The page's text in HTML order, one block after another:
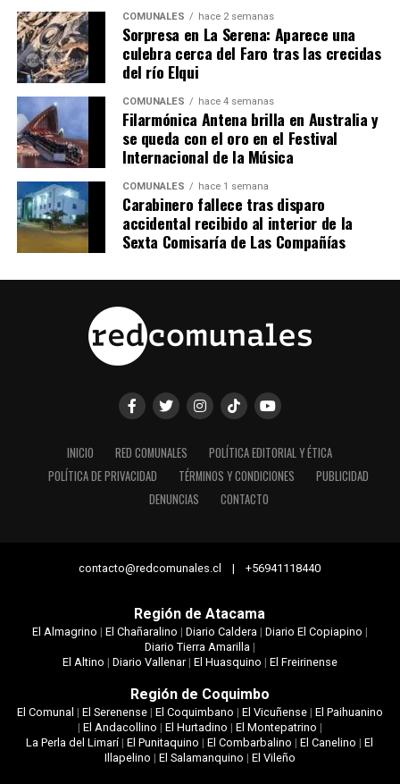
COMUNALES hace 2 semanas
Sorpresa en La Serena: Aparece una
culebra cerca del Faro tras las crecidas
del río Elqui
COMUNALES hace 4 semanas
Filarmónica Antena brilla en Australia y
se queda con el oro en el Festival
Internacional de la Música
COMUNALES hace 1 semana
Carabinero fallece tras disparo
accidental recibido al interior de la
Sexta Comisaría de Las Compañías
INICIO RED COMUNALES
POLÍTICA EDITORIAL Y ÉTICA
POLÍTICA DE PRIVACIDAD
TÉRMINOS Y CONDICIONES
PUBLICIDAD
DENUNCIAS
CONTACTO
contacto@redcomunales.cl | +56941118440
Región de Atacama
El Almagrino | El Chañaralino | Diario Caldera| Diario El Copiapino |
Diario Tierra Amarilla|
El Altino | Diario Vallenar| El Huasquino | El Freirinense
Región de Coquimbo
El Comunal | El Serenense| El Coquimbano | El Vicuñense| El Paihuanino
| El Andacollino | El Hurtadino | El Montepatrino |
La Perla del Limarí|El Punitaquino |El Combarbalino |El Canelino |El
Illapelino | El Salamanquino | El Vileño